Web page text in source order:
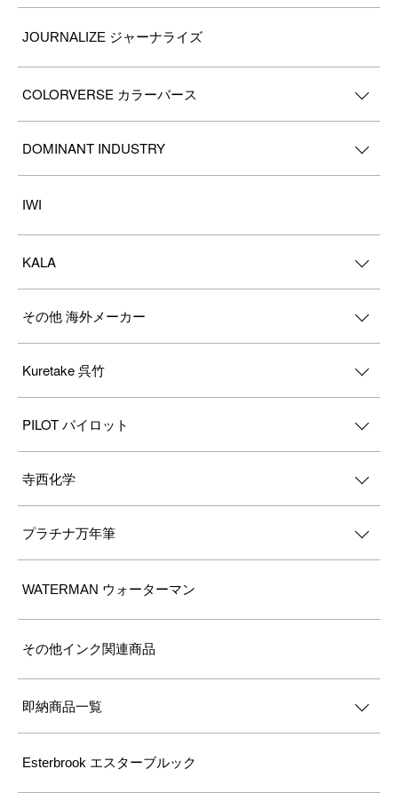
JOURNALIZE ジャーナライズ
COLORVERSE カラーバース
DOMINANT INDUSTRY
IWI
KALA
その他 海外メーカー
Kuretake 呉竹
PILOT パイロット
寺西化学
プラチナ万年筆
WATERMAN ウォーターマン
その他インク関連商品
即納商品一覧
Esterbrook エスターブルック